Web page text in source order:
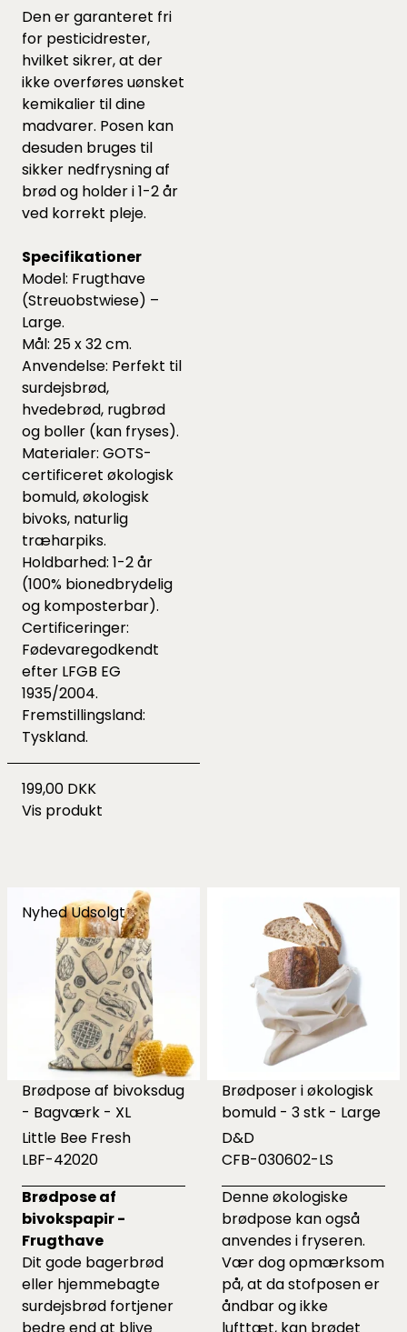
Den er garanteret fri
for pesticidrester,
hvilket sikrer, at der
ikke overføres uønsket
kemikalier til dine
madvarer. Posen kan
desuden bruges til
sikker nedfrysning af
brød og holder i 1-2 år
ved korrekt pleje.
Specifikationer
Model: Frugthave
(Streuobstwiese) –
Large.
Mål: 25 x 32 cm.
Anvendelse: Perfekt til
surdejsbrød,
hvedebrød, rugbrød
og boller (kan fryses).
Materialer: GOTS-
certificeret økologisk
bomuld, økologisk
bivoks, naturlig
træharpiks.
Holdbarhed: 1-2 år
(100% bionedbrydelig
og komposterbar).
Certificeringer:
Fødevaregodkendt
efter LFGB EG
1935/2004.
Fremstillingsland:
Tyskland.
199,00 DKK
Vis produkt
NyhedUdsolgt
Brødpose af bivoksdug
- Bagværk - XL
Little Bee Fresh
LBF-42020
Brødpose af
bivokspapir -
Frugthave
Dit gode bagerbrød
eller hjemmebagte
surdejsbrød fortjener
bedre end at blive
Brødposer i økologisk
bomuld - 3 stk - Large
D&D
CFB-030602-LS
Denne økologiske
brødpose kan også
anvendes i fryseren.
Vær dog opmærksom
på, at da stofposen er
åndbar og ikke
lufttæt, kan brødet